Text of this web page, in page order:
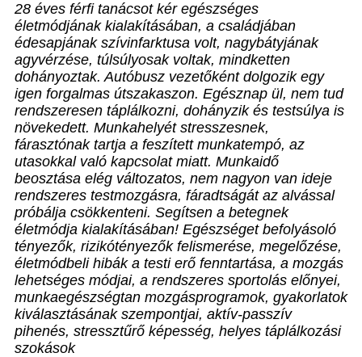
28 éves férfi tanácsot kér egészséges
életmódjának kialakításában, a családjában
édesapjának szívinfarktusa volt, nagybátyjának
agyvérzése, túlsúlyosak voltak, mindketten
dohányoztak. Autóbusz vezetőként dolgozik egy
igen forgalmas útszakaszon. Egésznap ül, nem tud
rendszeresen táplálkozni, dohányzik és testsúlya is
növekedett. Munkahelyét stresszesnek,
fárasztónak tartja a feszített munkatempó, az
utasokkal való kapcsolat miatt. Munkaidő
beosztása elég változatos, nem nagyon van ideje
rendszeres testmozgásra, fáradtságát az alvással
próbálja csökkenteni. Segítsen a betegnek
életmódja kialakításában! Egészséget befolyásoló
tényezők, rizikótényezők felismerése, megelőzése,
életmódbeli hibák a testi erő fenntartása, a mozgás
lehetséges módjai, a rendszeres sportolás előnyei,
munkaegészségtan mozgásprogramok, gyakorlatok
kiválasztásának szempontjai, aktív-passzív
pihenés, stressztűrő képesség, helyes táplálkozási
szokások